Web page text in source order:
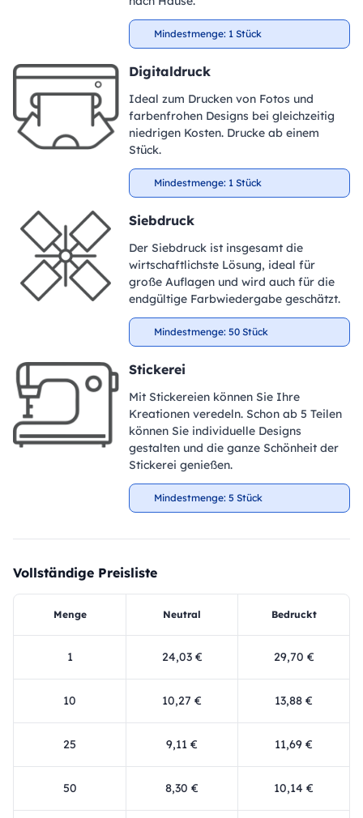
Mindestmenge: 1 Stück
Digitaldruck
Ideal zum Drucken von Fotos und
farbenfrohen Designs bei gleichzeitig
niedrigen Kosten. Drucke ab einem
Stück.
Mindestmenge: 1 Stück
Siebdruck
Der Siebdruck ist insgesamt die
wirtschaftlichste Lösung, ideal für
große Auflagen und wird auch für die
endgültige Farbwiedergabe geschätzt.
Mindestmenge: 50 Stück
Stickerei
Mit Stickereien können Sie Ihre
Kreationen veredeln. Schon ab 5 Teilen
können Sie individuelle Designs
gestalten und die ganze Schönheit der
Stickerei genießen.
Mindestmenge: 5 Stück
Vollständige Preisliste
Menge Neutral Bedruckt
1 24,03 € 29,70 €
10 10,27 € 13,88 €
25 9,11 € 11,69 €
50 8,30 € 10,14 €